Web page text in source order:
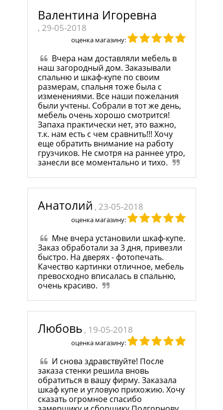
Валентина Игоревна
, 29-05-2018
оценка магазину:
Вчера нам доставляли мебель в
наш загородный дом. Заказывали
спальню и шкаф-купе по своим
размерам, спальня тоже была с
изменениями. Все наши пожелания
были учтены. Собрали в тот же день,
мебель очень хорошо смотрится!
Запаха практически нет, это важно,
т.к. нам есть с чем сравнить!!! Хочу
еще обратить внимание на работу
грузчиков. Не смотря на раннее утро,
занесли все моментально и тихо.
Анатолий , 23-05-2018
оценка магазину:
Мне вчера установили шкаф-купе.
Заказ обработали за 3 дня, привезли
быстро. На дверях - фотопечать.
Качество картинки отличное, мебель
превосходно вписалась в спальню,
очень красиво.
Любовь , 19-05-2018
оценка магазину:
И снова здравствуйте! После
заказа стенки решила вновь
обратиться в вашу фирму. Заказала
шкаф купе и угловую прихожию. Хочу
сказать огромное спасибо